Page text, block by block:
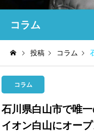
コラム
投稿 コラム
コラム
石川県白山市で唯
イオン白山にオー